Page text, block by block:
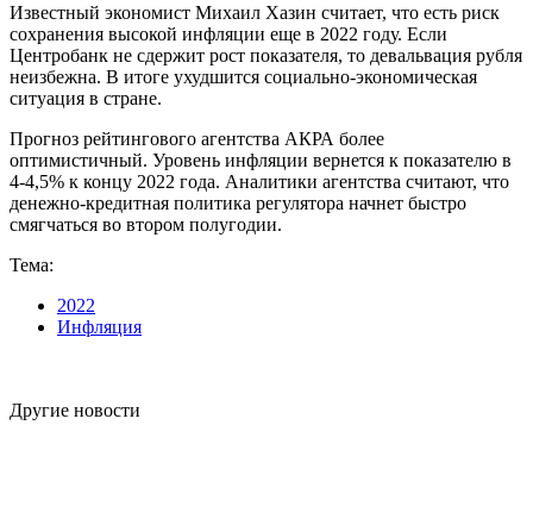
Известный экономист Михаил Хазин считает, что есть риск
сохранения высокой инфляции еще в 2022 году. Если
Центробанк не сдержит рост показателя, то девальвация рубля
неизбежна. В итоге ухудшится социально-экономическая
ситуация в стране.
Прогноз рейтингового агентства АКРА более
оптимистичный. Уровень инфляции вернется к показателю в
4-4,5% к концу 2022 года. Аналитики агентства считают, что
денежно-кредитная политика регулятора начнет быстро
смягчаться во втором полугодии.
Тема:
2022
Инфляция
Другие новости